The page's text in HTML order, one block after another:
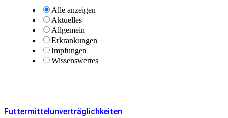
Alle anzeigen
Aktuelles
Allgemein
Erkrankungen
Impfungen
Wissenswertes
Futtermittelunverträglichkeiten